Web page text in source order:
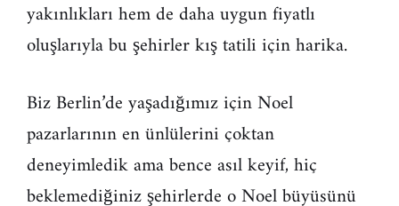
yakınlıkları hem de daha uygun fiyatlı
oluşlarıyla bu şehirler kış tatili için harika.
Biz Berlin’de yaşadığımız için Noel
pazarlarının en ünlülerini çoktan
deneyimledik ama bence asıl keyif, hiç
beklemediğiniz şehirlerde o Noel büyüsünü